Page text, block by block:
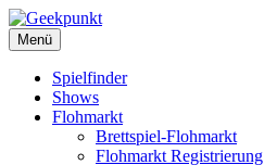
Menü
Spielfinder
Shows
Flohmarkt
Brettspiel-Flohmarkt
Flohmarkt Registrierung